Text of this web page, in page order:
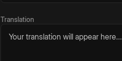
Translation
Your translation will appear here...